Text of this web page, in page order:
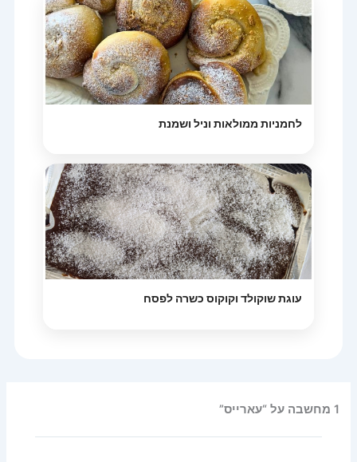
לחמניות ממולאות וניל ושמנת
עוגת שוקולד וקוקוס כשרה לפסח
1 מחשבה על “עארייס”